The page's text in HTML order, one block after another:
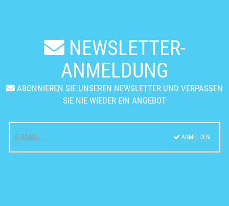
NEWSLETTER-
ANMELDUNG
ABONNIEREN SIE UNSEREN NEWSLETTER UND VERPASSEN
SIE NIE WIEDER EIN ANGEBOT
ANMELDEN